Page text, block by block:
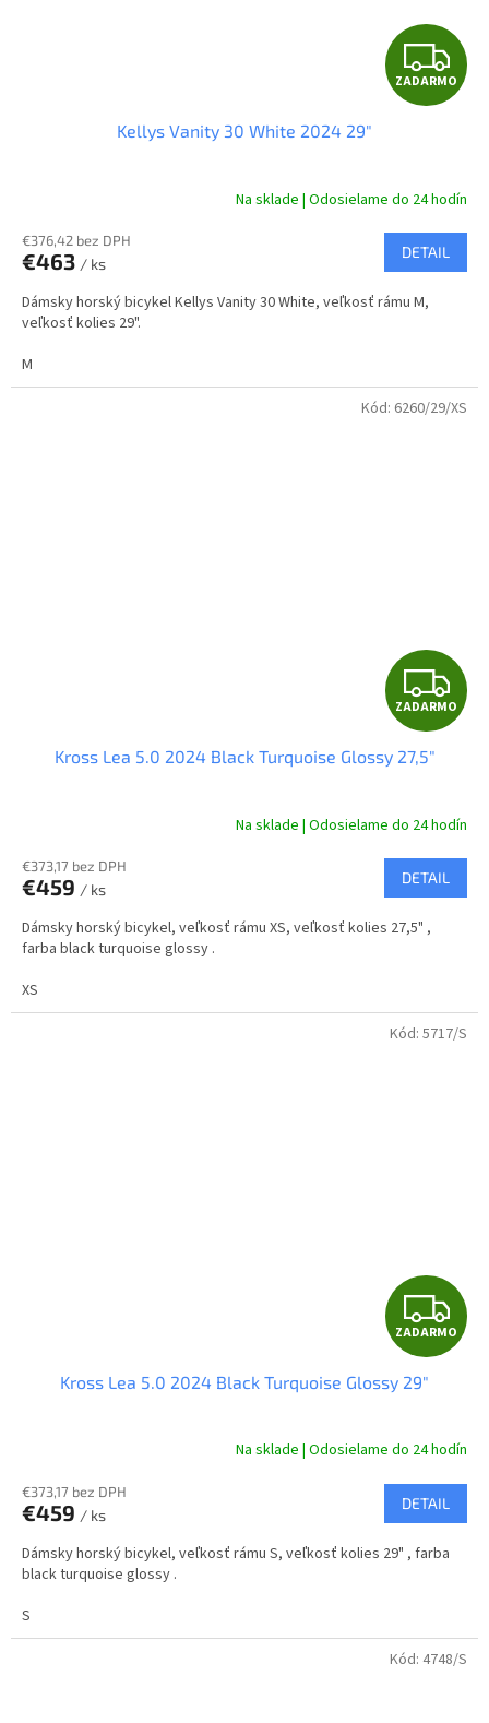
Z
A
A
R
M
ZADARMO
Kellys Vanity 30 White 2024 29"
Na sklade | Odosielame do 24 hodín
€376,42 bez DPH
€463 / ks
DETAIL
Dámsky horský bicykel Kellys Vanity 30 White, veľkosť rámu M,
veľkosť kolies 29".
M
Z
A
A
R
M
ZADARMO
Kross Lea 5.0 2024 Black Turquoise Glossy 27,5"
Na sklade | Odosielame do 24 hodín
€373,17 bez DPH
€459 / ks
DETAIL
Dámsky horský bicykel, veľkosť rámu XS, veľkosť kolies 27,5" ,
farba black turquoise glossy .
XS
Kód: 6260/29/XS
Z
A
A
R
M
ZADARMO
Kross Lea 5.0 2024 Black Turquoise Glossy 29"
Na sklade | Odosielame do 24 hodín
€373,17 bez DPH
€459 / ks
DETAIL
Dámsky horský bicykel, veľkosť rámu S, veľkosť kolies 29" , farba
black turquoise glossy .
S
Kód: 5717/S
Kód: 4748/S